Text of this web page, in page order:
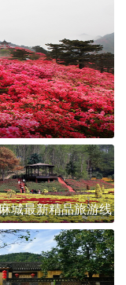
城最新精品旅游线